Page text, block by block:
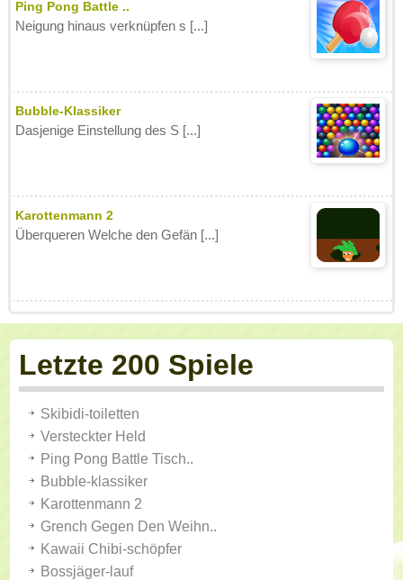
Ping Pong Battle ..
Neigung hinaus verknüpfen s [...]
Bubble-Klassiker
Dasjenige Einstellung des S [...]
Karottenmann 2
Überqueren Welche den Gefän [...]
Letzte 200 Spiele
Skibidi-toiletten
Versteckter Held
Ping Pong Battle Tisch..
Bubble-klassiker
Karottenmann 2
Grench Gegen Den Weihn..
Kawaii Chibi-schöpfer
Bossjäger-lauf